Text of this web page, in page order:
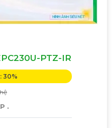
PTZ-IR
30%
.